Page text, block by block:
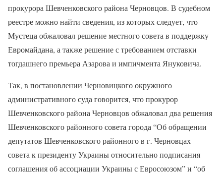
прокурора Шевченковского района Черновцов. В судебном
реестре можно найти сведения, из которых следует, что
Мустеца обжаловал решение местного совета в поддержку
Евромайдана, а также решение с требованием отставки
тогдашнего премьера Азарова и импичмента Януковича.
Так, в постановлении Черновицкого окружного
административного суда говорится, что прокурор
Шевченковского района Черновцов обжаловал два решения
Шевченковского районного совета города “Об обращении
депутатов Шевченковского районного в г. Черновцах
совета к президенту Украины относительно подписания
соглашения об ассоциации Украины с Евросоюзом” и “об